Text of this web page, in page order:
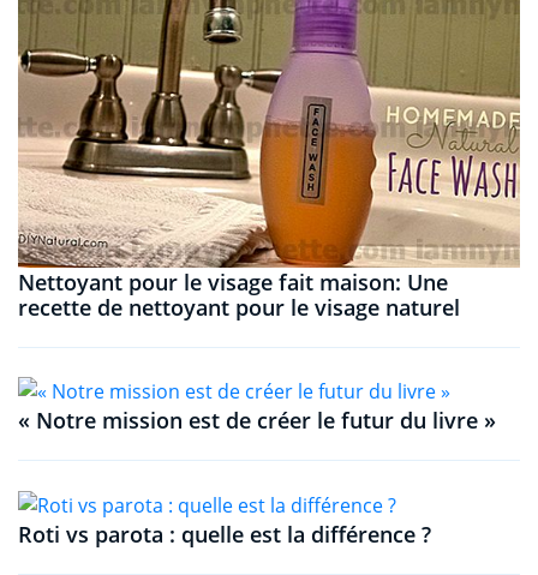
Nettoyant pour le visage fait maison: Une
recette de nettoyant pour le visage naturel
« Notre mission est de créer le futur du livre »
Roti vs parota : quelle est la différence ?